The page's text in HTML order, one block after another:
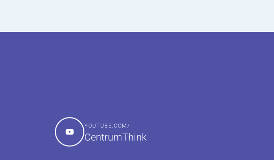
YOUTUBE.COM/
CentrumThink